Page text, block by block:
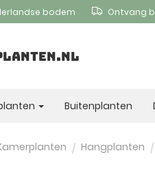
bodem Ontvang
Buitenplanten
Hangplanten